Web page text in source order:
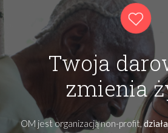
Twoja
zmienia
OM jest organizacją non-profit,